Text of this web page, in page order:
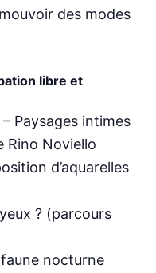
des modes
libre et
Paysages intimes
Rino Noviello
d’aquarelles
? (parcours
nocturne